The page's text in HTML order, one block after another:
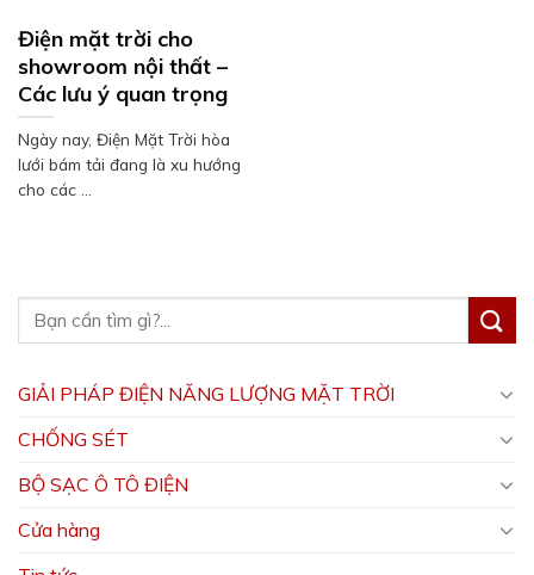
Điện mặt trời cho
showroom nội thất –
Các lưu ý quan trọng
Ngày nay, Điện Mặt Trời hòa
lưới bám tải đang là xu hướng
cho các ...
GIẢI PHÁP ĐIỆN NĂNG LƯỢNG MẶT TRỜI
CHỐNG SÉT
BỘ SẠC Ô TÔ ĐIỆN
Cửa hàng